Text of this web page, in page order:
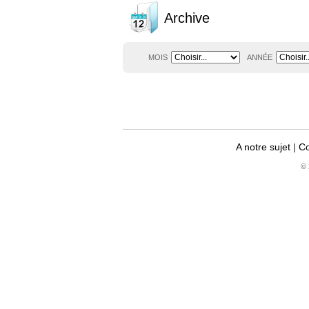
Archive
MOIS ANNÉE
A notre sujet|
©